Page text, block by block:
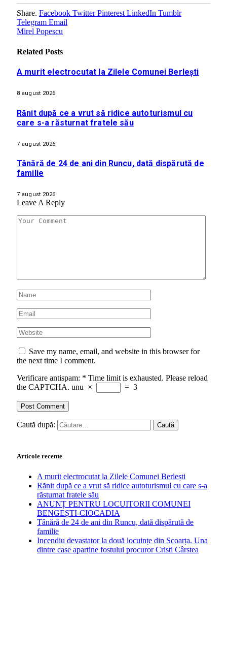
Share. Facebook Twitter Pinterest LinkedIn Tumblr
Telegram Email
Mirel Popescu
Related Posts
A murit electrocutat la Zilele Comunei Berlești
8 august 2026
Rănit după ce a vrut să ridice autoturismul cu
care s-a răsturnat fratele său
7 august 2026
Tânără de 24 de ani din Runcu, dată dispărută de
familie
7 august 2026
Leave A Reply
Save my name, email, and website in this browser for
the next time I comment.
Verificare antispam: * Time limit is exhausted. Please reload
the CAPTCHA. unu × = 3
Caută după:
Articole recente
A murit electrocutat la Zilele Comunei Berlești
Rănit după ce a vrut să ridice autoturismul cu care s-a
răsturnat fratele său
ANUNȚ PENTRU LOCUITORII COMUNEI
BENGEȘTI-CIOCADIA
Tânără de 24 de ani din Runcu, dată dispărută de
familie
Incendiu devastator la două locuințe din Scoarța. Una
dintre case aparține fostului procuror Cristi Cârstea